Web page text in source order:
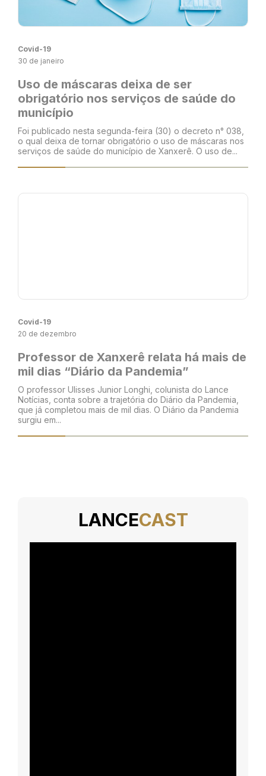
Covid-19
30 de janeiro
Uso de máscaras deixa de ser
obrigatório nos serviços de saúde do
município
Foi publicado nesta segunda-feira (30) o decreto n° 038,
o qual deixa de tornar obrigatório o uso de máscaras nos
serviços de saúde do município de Xanxerê. O uso de...
Covid-19
20 de dezembro
Professor de Xanxerê relata há mais de
mil dias “Diário da Pandemia”
O professor Ulisses Junior Longhi, colunista do Lance
Notícias, conta sobre a trajetória do Diário da Pandemia,
que já completou mais de mil dias. O Diário da Pandemia
surgiu em...
LANCECAST